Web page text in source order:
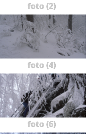
foto (2)
foto (4)
foto (6)